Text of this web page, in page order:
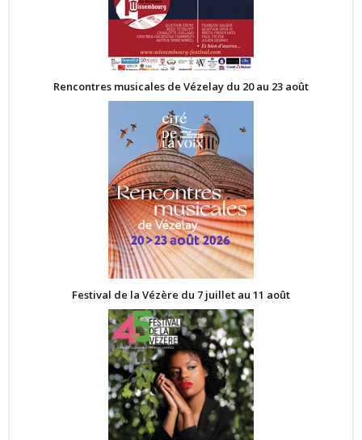
Rencontres musicales de Vézelay du 20 au 23 août
Festival de la Vézère du 7 juillet au 11 août